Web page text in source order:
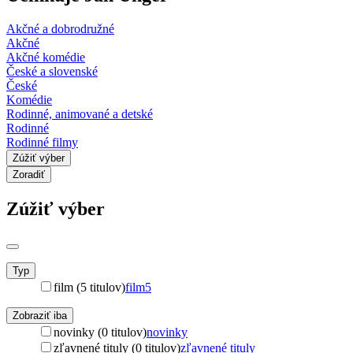
Akčné a dobrodružné
Akčné
Akčné komédie
České a slovenské
České
Komédie
Rodinné, animované a detské
Rodinné
Rodinné filmy
Zúžiť výber
Zoradiť
Zúžiť výber
Typ
film (5 titulov)film5
Zobraziť iba
novinky (0 titulov)novinky
zľavnené tituly (0 titulov)zľavnené tituly